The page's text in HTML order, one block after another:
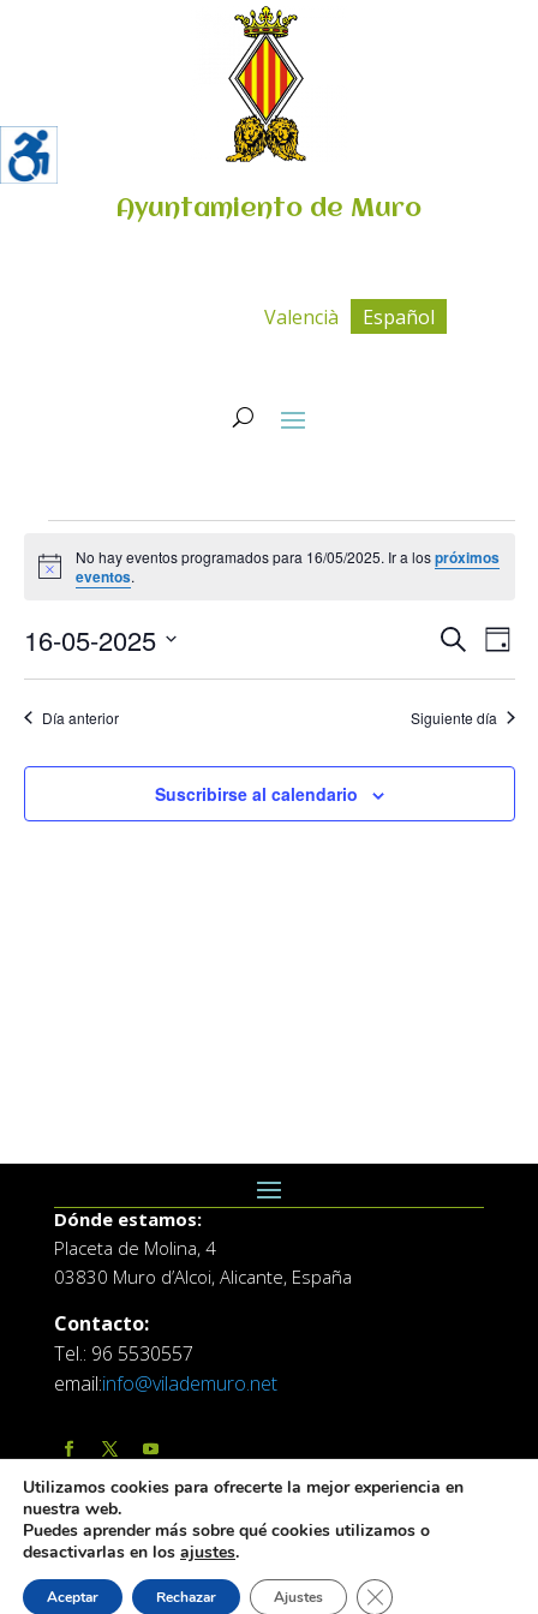
Ayuntamiento de Muro
Valencià Español
Eventos
en
Aviso
No hay eventos programados para 16/05/2025. Ir a lospróximos
eventos.
de
y
vistas
Buscar
de
de
Día
16-05-2025
Selecciona
la Día anterior Siguiente día
Suscribirse al calendario
Dónde estamos:
Placeta de Molina, 4
03830 Muro d’Alcoi, Alicante, España
Contacto:
Tel.: 96 5530557
email:info@vilademuro.net
Web desarrollada por el Servicio de Informatica de
Diputación de Alicante
Utilizamos cookies para ofrecerte la mejor experiencia en
nuestra web.
Puedes aprender más sobre qué cookies utilizamos o
desactivarlas en los ajustes.
Aceptar Rechazar Ajustes Cerrar el banner de